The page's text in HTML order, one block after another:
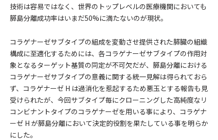
技術は容易ではなく、世界のトップレベルの医療機関においても
膵島分離成功率はいまだ50%に満たないのが現状。
コラゲナーゼサブタイプの組成を変動させ提供された膵臓の組織
構成に至適化するためには、各コラゲナーゼサブタイプの作用対
象となるターゲット基質の同定が不可欠だが、膵島分離における
コラゲナーゼサブタイプの意義に関する統一見解は得られておら
ず、コラゲナーゼ H は過消化を惹起するため悪玉とする報告も見
受けられたが、今回サブタイプ毎にクローニングした高純度なリ
コンビナントタイプのコラゲナーゼを用いる事により、コラゲナ
ーゼ H が膵島分離において決定的役割を果たしている事を明らか
にした。